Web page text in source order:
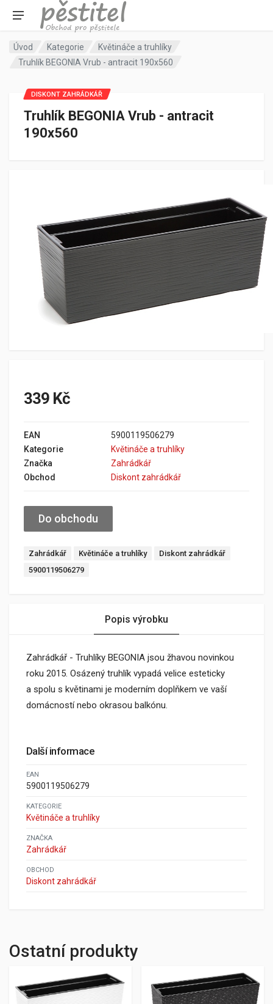
Úvod Kategorie
Květináče a truhlíky
Truhlík BEGONIA Vrub - antracit 190x560
Truhlík BEGONIA Vrub - antracit
190x560
DISKONT ZAHRÁDKÁŘ
339 Kč
EAN
5900119506279
Kategorie
Květináče a truhlíky
Značka
Zahrádkář
Obchod
Diskont zahrádkář
Do obchodu
Zahrádkář Květináče a truhlíky
Diskont zahrádkář
5900119506279
Popis výrobku
Zahrádkář - Truhlíky BEGONIA jsou žhavou novinkou
roku 2015. Osázený truhlík vypadá velice esteticky
a spolu s květinami je moderním doplňkem ve vaší
domácností nebo okrasou balkónu.
Další informace
EAN
5900119506279
KATEGORIE
Květináče a truhlíky
ZNAČKA
Zahrádkář
OBCHOD
Diskont zahrádkář
Ostatní produkty